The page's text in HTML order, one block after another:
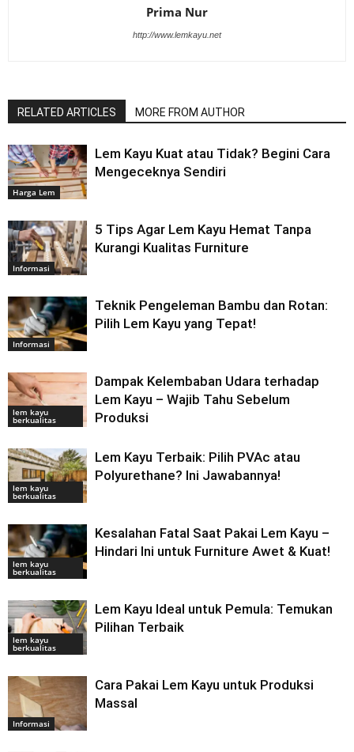
Prima Nur
http://www.lemkayu.net
RELATED ARTICLES MORE FROM AUTHOR
Harga Lem
Lem Kayu Kuat atau Tidak? Begini Cara
Mengeceknya Sendiri
Informasi
5 Tips Agar Lem Kayu Hemat Tanpa
Kurangi Kualitas Furniture
Informasi
Teknik Pengeleman Bambu dan Rotan:
Pilih Lem Kayu yang Tepat!
lem kayu
berkualitas
Dampak Kelembaban Udara terhadap
Lem Kayu – Wajib Tahu Sebelum
Produksi
lem kayu
berkualitas
Lem Kayu Terbaik: Pilih PVAc atau
Polyurethane? Ini Jawabannya!
lem kayu
berkualitas
Kesalahan Fatal Saat Pakai Lem Kayu –
Hindari Ini untuk Furniture Awet & Kuat!
lem kayu
berkualitas
Lem Kayu Ideal untuk Pemula: Temukan
Pilihan Terbaik
Informasi
Cara Pakai Lem Kayu untuk Produksi
Massal